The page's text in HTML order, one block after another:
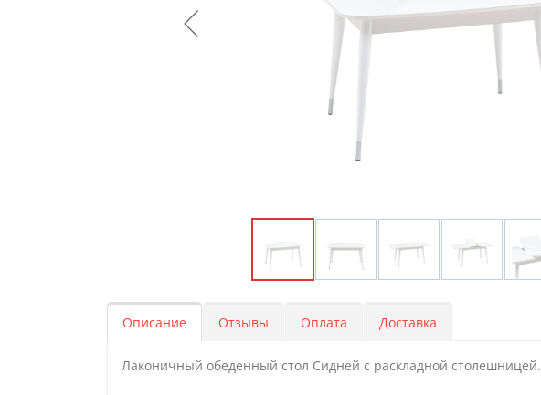
Описание Отзывы Оплата Доставка
Лаконичный обеденный стол Сидней с раскладной столешницей.